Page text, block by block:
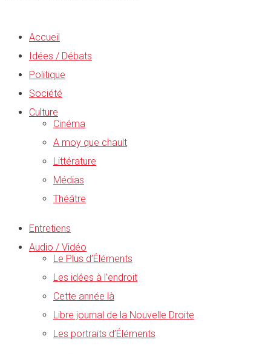
Accueil
Idées / Débats
Politique
Société
Culture
Cinéma
A moy que chault
Littérature
Médias
Théâtre
Entretiens
Audio / Vidéo
Le Plus d’Éléments
Les idées à l’endroit
Cette année là
Libre journal de la Nouvelle Droite
Les portraits d’Éléments